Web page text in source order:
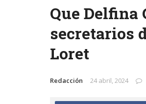
Que Delfina
secretarios
Loret
Redacción 24 abril, 2024